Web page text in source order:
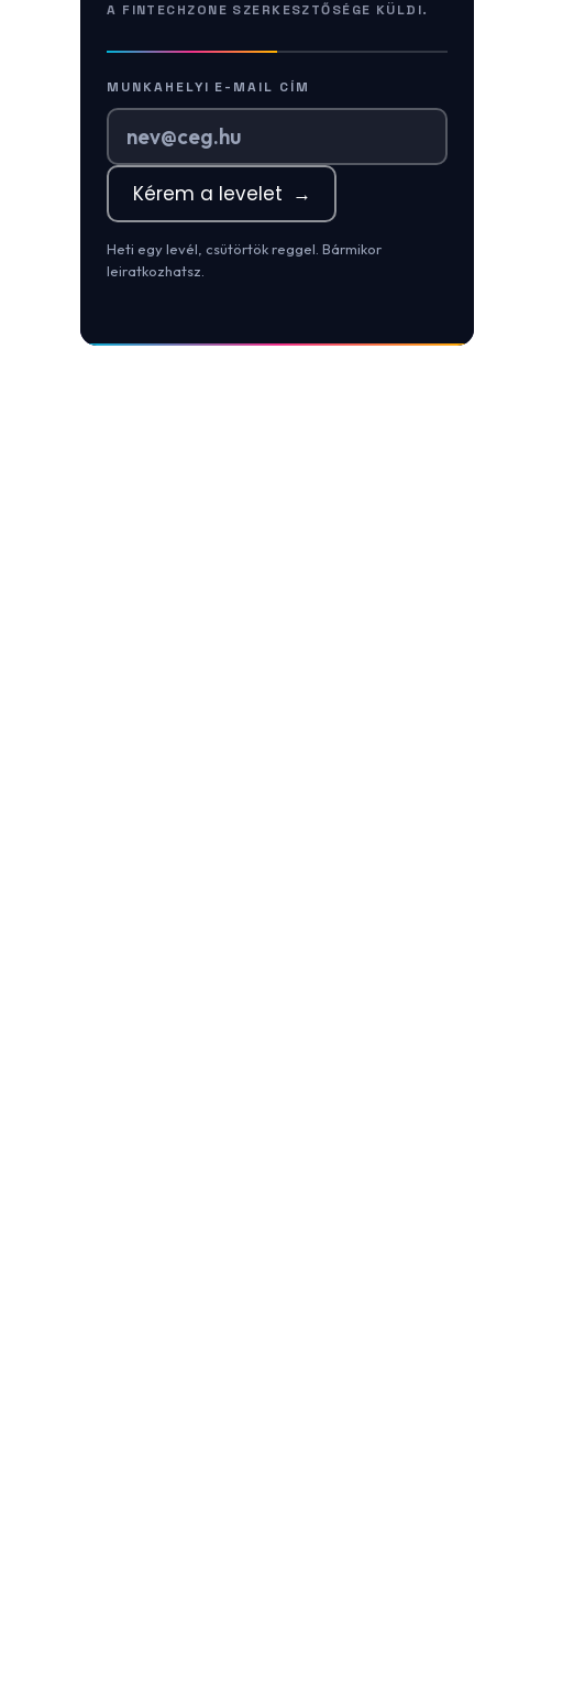
A FINTECHZONE SZERKESZTŐSÉGE KÜLDI.
MUNKAHELYI E-MAIL CÍM
Kérem a levelet →
Heti egy levél, csütörtök reggel. Bármikor
leiratkozhatsz.